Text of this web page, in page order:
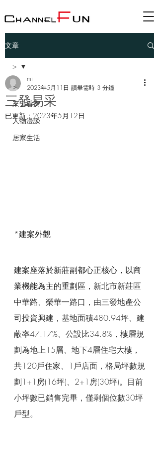
文章
>
來去看房
人物漫談
居家生活
>
三發易采
mi
2023年5月11日 讀畢需時 3 分鐘
已更新：2023年5月12日
*建案外觀
建案座落於新莊副都心正核心，以商
業機能為主的重劃區， 新北市新莊區
中華路、榮華一路口，由三發地產公
司投資興建，基地面積480.94坪、建
蔽率47.17%、公設比34.8%，樓層規
劃為地上15層、地下4層住宅大樓，
共120戶住家、1戶店面，格局坪數規
劃1+1房(16坪)、2+1房(30坪)。目前
小坪數已銷售完畢，僅剩個位數30坪
戶型。